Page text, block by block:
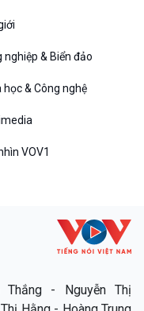
nghiệp & Biển đảo
học & Công nghệ
VOV1
Thắng - Nguyễn Thị